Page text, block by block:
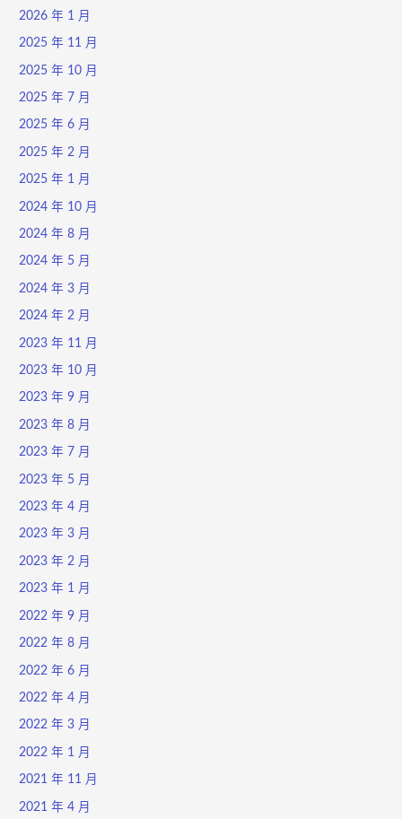
2026 年 1 月
2025 年 11 月
2025 年 10 月
2025 年 7 月
2025 年 6 月
2025 年 2 月
2025 年 1 月
2024 年 10 月
2024 年 8 月
2024 年 5 月
2024 年 3 月
2024 年 2 月
2023 年 11 月
2023 年 10 月
2023 年 9 月
2023 年 8 月
2023 年 7 月
2023 年 5 月
2023 年 4 月
2023 年 3 月
2023 年 2 月
2023 年 1 月
2022 年 9 月
2022 年 8 月
2022 年 6 月
2022 年 4 月
2022 年 3 月
2022 年 1 月
2021 年 11 月
2021 年 4 月